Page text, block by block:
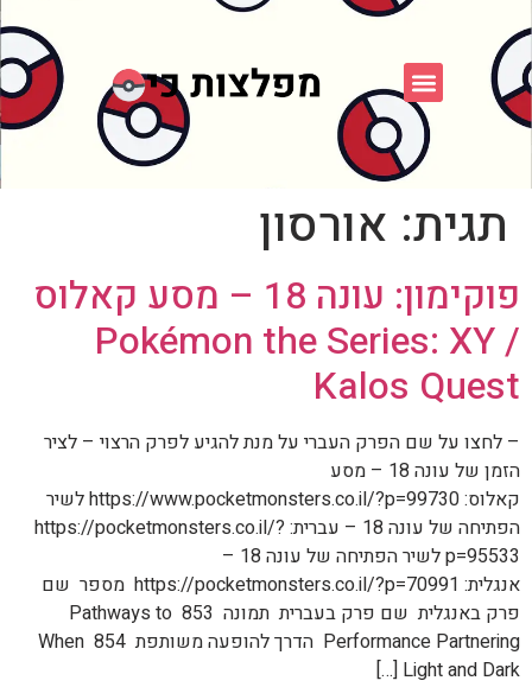
תגית: אורסון
פוקימון: עונה 18 – מסע קאלוס
/ Pokémon the Series: XY
Kalos Quest
– לחצו על שם הפרק העברי על מנת להגיע לפרק הרצוי – לציר
הזמן של עונה 18 – מסע
קאלוס: https://www.pocketmonsters.co.il/?p=99730 לשיר
הפתיחה של עונה 18 – עברית: https://pocketmonsters.co.il/?
p=95533 לשיר הפתיחה של עונה 18 –
אנגלית: https://pocketmonsters.co.il/?p=70991 מספר שם
פרק באנגלית שם פרק בעברית תמונה 853 Pathways to
Performance Partnering הדרך להופעה משותפת 854 When
Light and Dark […]